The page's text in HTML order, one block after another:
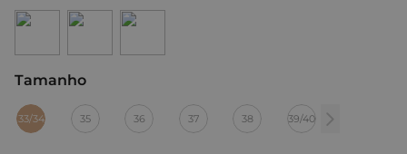
Tamanho
: 33/34
33/34 35 36 37 38 39/40